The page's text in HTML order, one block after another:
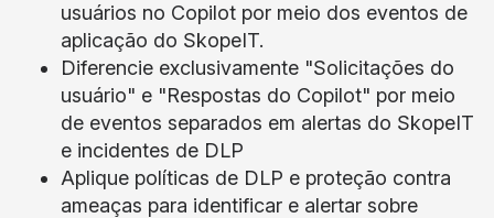
usuários no Copilot por meio dos eventos de
aplicação do SkopeIT.
Diferencie exclusivamente "Solicitações do
usuário" e "Respostas do Copilot" por meio
de eventos separados em alertas do SkopeIT
e incidentes de DLP
Aplique políticas de DLP e proteção contra
ameaças para identificar e alertar sobre